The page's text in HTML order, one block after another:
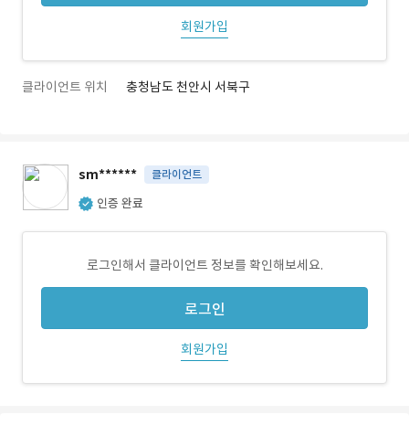
회원가입
클라이언트 위치 충청남도 천안시 서북구
sm****** 클라이언트
인증 완료
로그인해서 클라이언트 정보를 확인해보세요.
로그인
회원가입